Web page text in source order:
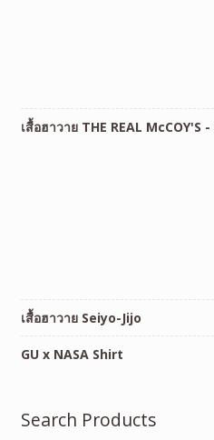
เสื้อฮาวาย THE REAL McCOY'S
เสื้อฮาวาย Seiyo-Jijo
GU x NASA Shirt
Search Products